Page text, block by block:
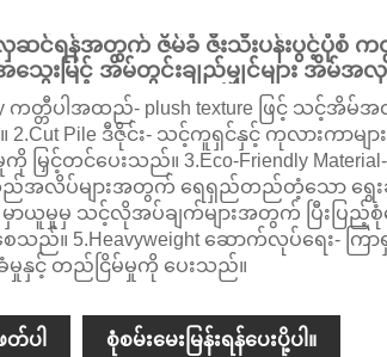
င်ရန်အတွက် ဇိမ်ခံ ဇီးသီးပန်းပွင့်ပုံစံ ကတ္
ေးမြင့် အိမ်တွင်းချည်မျှင်များ အိမ်
ကုလားကာများ
ကတ္တီပါအထည်- plush texture ဖြင့် သင့်
2.Cut Pile ဒီဇိုင်း- သင့်ကူရှင်နှင့် ကုလားကာမ
မြှင့်တင်ပေးသည်။ 3.Eco-Friendly
လိပ်များအတွက် ရေရှည်တည်တံ့သော ရွေးချယ်
မှာယူမှုမှ သင့်လိုအပ်ချက်များအတွက် ပြီးပြ
ေသည်။ 5.Heavyweight ဆောက်လုပ်ရေး-
နှင့် တည်ငြိမ်မှုကို ပေးသည်။
တ်ပါ စုံစမ်းမေးမြန်းရန်ပေးပို့ပါ။